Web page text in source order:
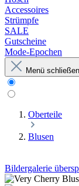
Accessoires
Strümpfe
SALE
Gutscheine
Mode-Epochen
Menü schließen
Oberteile
Blusen
Bildergalerie